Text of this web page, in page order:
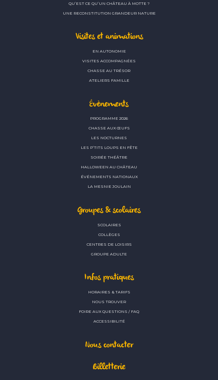
QU’EST CE QU’UN CHÂTEAU À MOTTE ?
UNE RECONSTITUTION GRANDEUR NATURE
Visites et animations
EN AUTONOMIE
VISITES ACCOMPAGNÉES
CHASSE AU TRÉSOR
ATELIERS FAMILLE
Évènements
PROGRAMME 2026
CHASSE AUX ŒUFS
LES NOCTURNES
LES P’TITS LOUPS EN FÊTE
SOIRÉE THÉÂTRE
HALLOWEEN AU CHÂTEAU
ÉVÉNEMENTS NATIONAUX
LA MESNIE JOULAIN
Groupes & scolaires
SCOLAIRES
COLLÈGES
CENTRES DE LOISIRS
GROUPE ADULTE
Infos pratiques
HORAIRES & TARIFS
NOUS TROUVER
FOIRE AUX QUESTIONS / FAQ
ACCESSIBILITÉ
Nous contacter
Billetterie